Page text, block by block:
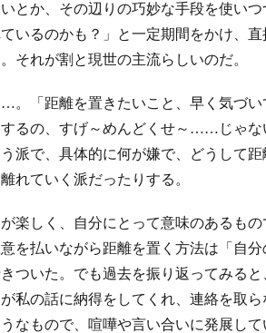
とか、その辺りの巧妙な手段を使い
いるのかも？」と一定期間をかけ、
それが割と現世の主流らしいのだ。
「距離を置きたいこと、早く気づい
るの、すげ～めんどくせ～……じゃな
派で、具体的に何が嫌で、どうして
れていく派だったりする。
楽しく、自分にとって意味のあるも
を払いながら距離を置く方法は「自分
ついた。でも過去を振り返ってみる
私の話に納得をしてくれ、連絡を取
なもので、喧嘩や言い合いに発展し